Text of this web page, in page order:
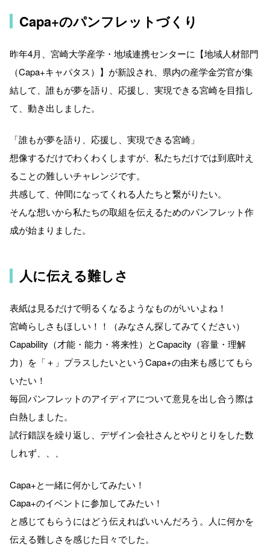
Capa+のパンフレットづくり
昨年4月、宮崎大学産学・地域連携センターに【地域人材部門
（Capa+キャパタス）】が新設され、県内の産学金労官が集
結して、誰もが夢を語り、応援し、実現できる宮崎を目指し
て、動き出しました。
「誰もが夢を語り、応援し、実現できる宮崎」
想像するだけでわくわくしますが、私たちだけでは到底叶え
ることの難しいチャレンジです。
共感して、仲間になってくれる人たちと繋がりたい。
そんな想いから私たちの取組を伝えるためのパンフレット作
成が始まりました。
人に伝える難しさ
表紙は見るだけで明るくなるようなものがいいよね！
宮崎らしさもほしい！！（みなさん探してみてください）
Capability（才能・能力・将来性）とCapacity（容量・理解
力）を「＋」プラスしたいというCapa+の由来も感じてもら
いたい！
毎回パンフレットのアイディアについて意見を出し合う際は
白熱しました。
試行錯誤を繰り返し、デザイン会社さんとやりとりをした数
しれず、、、
Capa+と一緒に何かしてみたい！
Capa+のイベントに参加してみたい！
と感じてもらうにはどう伝えればいいんだろう。人に何かを
伝える難しさを感じた日々でした。